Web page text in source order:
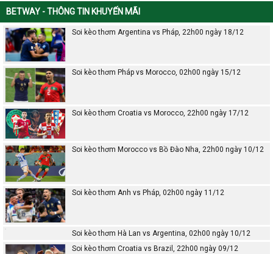
BETWAY - THÔNG TIN KHUYẾN MÃI
Soi kèo thơm Argentina vs Pháp, 22h00 ngày 18/12
Soi kèo thơm Pháp vs Morocco, 02h00 ngày 15/12
Soi kèo thơm Croatia vs Morocco, 22h00 ngày 17/12
Soi kèo thơm Morocco vs Bồ Đào Nha, 22h00 ngày 10/12
Soi kèo thơm Anh vs Pháp, 02h00 ngày 11/12
Soi kèo thơm Hà Lan vs Argentina, 02h00 ngày 10/12
Soi kèo thơm Croatia vs Brazil, 22h00 ngày 09/12